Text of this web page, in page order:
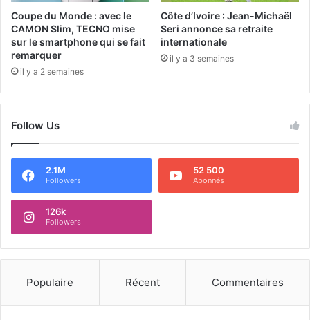
Coupe du Monde : avec le
CAMON Slim, TECNO mise
sur le smartphone qui se fait
remarquer
il y a 2 semaines
Côte d’Ivoire : Jean-Michaël
Seri annonce sa retraite
internationale
il y a 3 semaines
Follow Us
2.1M
Followers
52 500
Abonnés
126k
Followers
Populaire Récent Commentaires